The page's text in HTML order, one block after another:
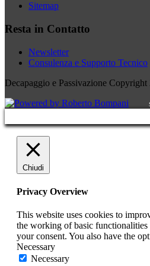
Sitemap
Resta in Contatto
Newsletter
Consulenza e Supporto Tecnico
Decapaggio e Passivazione
Chiudi
Privacy Overview
This website uses cookies to
the working of basic functionalities
your consent. You also have the
Necessary
Necessary